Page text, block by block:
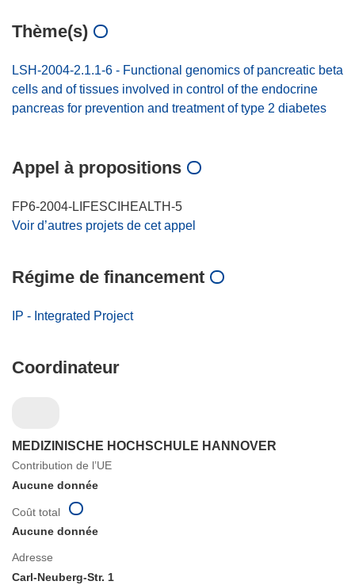
Thème(s)
LSH-2004-2.1.1-6 - Functional genomics of pancreatic beta
cells and of tissues involved in control of the endocrine
pancreas for prevention and treatment of type 2 diabetes
Appel à propositions
FP6-2004-LIFESCIHEALTH-5
Voir d’autres projets de cet appel
Régime de financement
IP - Integrated Project
Coordinateur
MEDIZINISCHE HOCHSCHULE HANNOVER
Contribution de l’UE
Aucune donnée
Adresse
Carl-Neuberg-Str. 1
Coût total
Aucune donnée